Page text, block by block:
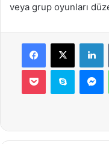
veya grup oyunları
Facebook
X
Pocket Skype